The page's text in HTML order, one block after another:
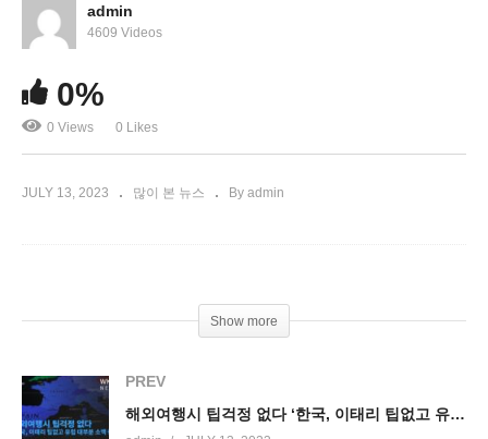
더 큰 것 온다’
admin
4609 Videos
0%
0 Views 0 Likes
JULY 13, 2023 많이 본 뉴스 By admin
Show more
PREV
해외여행시 팁걱정 없다 ‘한국, 이태리 팁없고 유럽 대부분 소액 충분’